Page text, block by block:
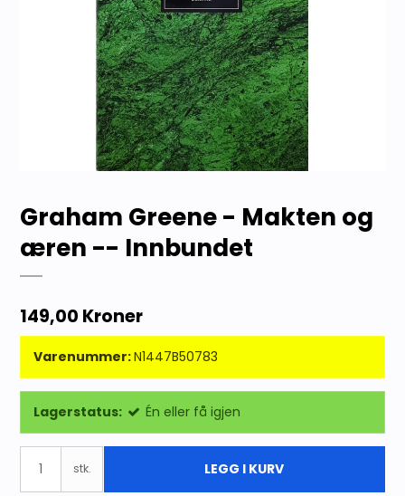
Graham Greene - Makten og
æren -- Innbundet
149,00 Kroner
Varenummer:N1447B50783
Lagerstatus: Én eller få igjen
stk. LEGG I KURV